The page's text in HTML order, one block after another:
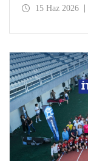
liseden 52.597
15 Haz 2026